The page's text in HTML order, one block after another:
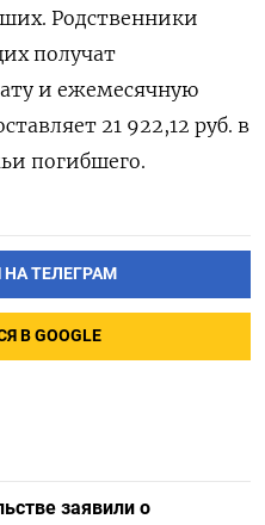
Родственники
получат
и ежемесячную
21 922,12 руб. в
погибшего.
ТЕЛЕГРАМ
В GOOGLE
заявили о